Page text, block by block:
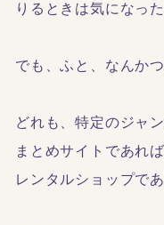
りるときは気になっ
でも、ふと、なんか
どれも、特定のジャ
まとめサイトであれ
レンタルショップで